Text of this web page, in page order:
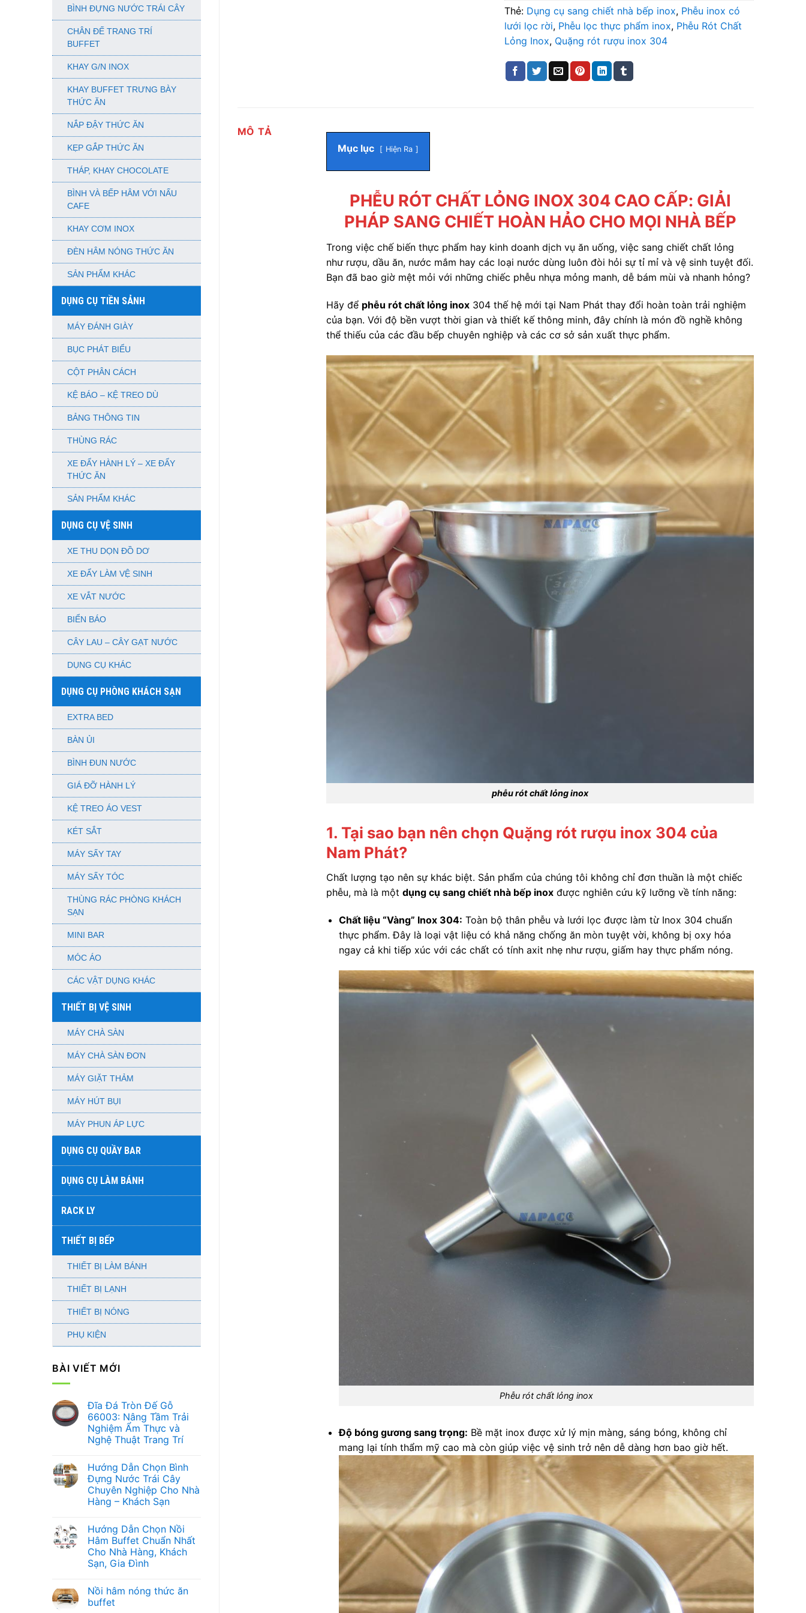
BÌNH ĐỰNG NƯỚC TRÁI CÂY
CHÂN ĐẾ TRANG TRÍ
BUFFET
KHAY G/N INOX
KHAY BUFFET TRƯNG BÀY
THỨC ĂN
NẮP ĐẬY THỨC ĂN
KẸP GẮP THỨC ĂN
THÁP, KHAY CHOCOLATE
BÌNH VÀ BẾP HÂM VỚI NẤU
CAFE
KHAY CƠM INOX
ĐÈN HÂM NÓNG THỨC ĂN
SẢN PHẨM KHÁC
DỤNG CỤ TIỀN SẢNH
MÁY ĐÁNH GIÀY
BỤC PHÁT BIỂU
CỘT PHÂN CÁCH
KỆ BÁO – KỆ TREO DÙ
BẢNG THÔNG TIN
THÙNG RÁC
XE ĐẨY HÀNH LÝ – XE ĐẨY
THỨC ĂN
SẢN PHẨM KHÁC
DỤNG CỤ VỆ SINH
XE THU DỌN ĐỒ DƠ
XE ĐẨY LÀM VỆ SINH
XE VẮT NƯỚC
BIỂN BÁO
CÂY LAU – CÂY GẠT NƯỚC
DỤNG CỤ KHÁC
DỤNG CỤ PHÒNG KHÁCH SẠN
EXTRA BED
BÀN ỦI
BÌNH ĐUN NƯỚC
GIÁ ĐỠ HÀNH LÝ
KỆ TREO ÁO VEST
KÉT SẮT
MÁY SẤY TAY
MÁY SẤY TÓC
THÙNG RÁC PHÒNG KHÁCH
SẠN
MINI BAR
MÓC ÁO
CÁC VẬT DỤNG KHÁC
THIẾT BỊ VỆ SINH
MÁY CHÀ SÀN
MÁY CHÀ SÀN ĐƠN
MÁY GIẶT THẢM
MÁY HÚT BỤI
MÁY PHUN ÁP LỰC
DỤNG CỤ QUẦY BAR
DỤNG CỤ LÀM BÁNH
RACK LY
THIẾT BỊ BẾP
THIẾT BỊ LÀM BÁNH
THIẾT BỊ LẠNH
THIẾT BỊ NÓNG
PHỤ KIỆN
BÀI VIẾT MỚI
Đĩa Đá Tròn Đế Gỗ
66003: Nâng Tầm Trải
Nghiệm Ẩm Thực và
Nghệ Thuật Trang Trí
bình
luận
ở
Đĩa
Đá
Tròn
66003:
Nâng
Tầm
Trải
Nghiệm
Ẩm
Nghệ
Thuật
Trang
Hướng Dẫn Chọn Bình
Đựng Nước Trái Cây
Chuyên Nghiệp Cho Nhà
Hàng – Khách Sạn
bình
luận
ở
Hướng
Dẫn
Chọn
Nước
Trái
Cây
Hướng Dẫn Chọn Nồi
Hâm Buffet Chuẩn Nhất
Cho Nhà Hàng, Khách
Sạn, Gia Đình
bình
luận
ở
Nồi hâm nóng thức ăn
buffet
Thẻ: Dụng cụ sang chiết nhà bếp inox, Phễu inox có
lưới lọc rời, Phễu lọc thực phẩm inox, Phễu Rót Chất
Lỏng Inox, Quặng rót rượu inox 304
MÔ TẢ
Mục lục
Hiện Ra
PHỄU RÓT CHẤT LỎNG INOX 304 CAO CẤP: GIẢI
PHÁP SANG CHIẾT HOÀN HẢO CHO MỌI NHÀ BẾP
Trong việc chế biến thực phẩm hay kinh doanh dịch vụ ăn uống, việc sang chiết chất lỏng
như rượu, dầu ăn, nước mắm hay các loại nước dùng luôn đòi hỏi sự tỉ mỉ và vệ sinh tuyệt đối.
Bạn đã bao giờ mệt mỏi với những chiếc phễu nhựa mỏng manh, dễ bám mùi và nhanh hỏng?
Hãy để phễu rót chất lỏng inox 304 thế hệ mới tại Nam Phát thay đổi hoàn toàn trải nghiệm
của bạn. Với độ bền vượt thời gian và thiết kế thông minh, đây chính là món đồ nghề không
thể thiếu của các đầu bếp chuyên nghiệp và các cơ sở sản xuất thực phẩm.
phễu rót chất lỏng inox
1. Tại sao bạn nên chọn Quặng rót rượu inox 304 của
Nam Phát?
Chất lượng tạo nên sự khác biệt. Sản phẩm của chúng tôi không chỉ đơn thuần là một chiếc
phễu, mà là mộtdụng cụ sang chiết nhà bếp inox được nghiên cứu kỹ lưỡng về tính năng:
Chất liệu “Vàng” Inox 304: Toàn bộ thân phễu và lưới lọc được làm từ Inox 304 chuẩn
thực phẩm. Đây là loại vật liệu có khả năng chống ăn mòn tuyệt vời, không bị oxy hóa
ngay cả khi tiếp xúc với các chất có tính axit nhẹ như rượu, giấm hay thực phẩm nóng.
Phễu rót chất lỏng inox
Độ bóng gương sang trọng: Bề mặt inox được xử lý mịn màng, sáng bóng, không chỉ
mang lại tính thẩm mỹ cao mà còn giúp việc vệ sinh trở nên dễ dàng hơn bao giờ hết.